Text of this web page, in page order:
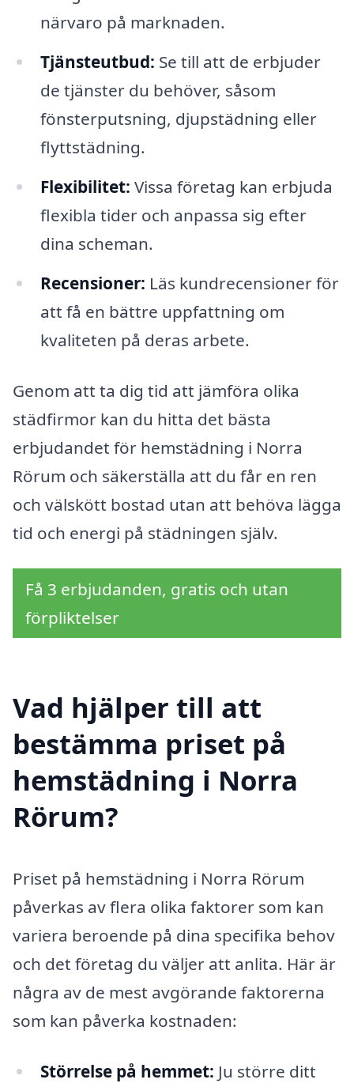
närvaro på marknaden.
Tjänsteutbud: Se till att de erbjuder
de tjänster du behöver, såsom
fönsterputsning, djupstädning eller
flyttstädning.
Flexibilitet: Vissa företag kan erbjuda
flexibla tider och anpassa sig efter
dina scheman.
Recensioner: Läs kundrecensioner för
att få en bättre uppfattning om
kvaliteten på deras arbete.
Genom att ta dig tid att jämföra olika
städfirmor kan du hitta det bästa
erbjudandet för hemstädning i Norra
Rörum och säkerställa att du får en ren
och välskött bostad utan att behöva lägga
tid och energi på städningen själv.
Få 3 erbjudanden, gratis och utan
förpliktelser
Vad hjälper till att
bestämma priset på
hemstädning i Norra
Rörum?
Priset på hemstädning i Norra Rörum
påverkas av flera olika faktorer som kan
variera beroende på dina specifika behov
och det företag du väljer att anlita. Här är
några av de mest avgörande faktorerna
som kan påverka kostnaden:
Störrelse på hemmet: Ju större ditt